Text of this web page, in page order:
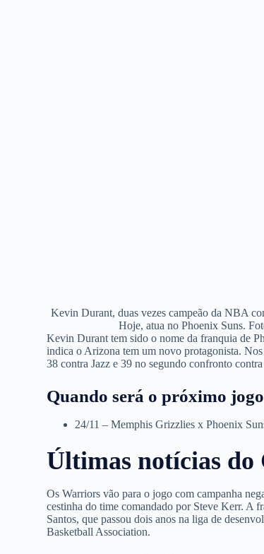
Kevin Durant, duas vezes campeão da NBA
Hoje, atua no Phoenix Suns.
Kevin Durant tem sido o nome da franquia de
indica o Arizona tem um novo protagonista.
38 contra Jazz e 39 no segundo confronto
Quando será o próximo
24/11 – Memphis Grizzlies x Phoenix
Últimas notícias
Os Warriors vão para o jogo com campanha
cestinha do time comandado por Steve Kerr. A
Santos, que passou dois anos na liga de
Basketball Association.